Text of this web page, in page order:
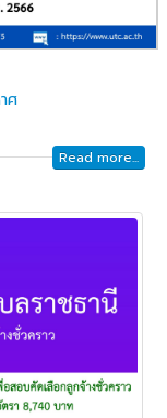
ศ
Read more...